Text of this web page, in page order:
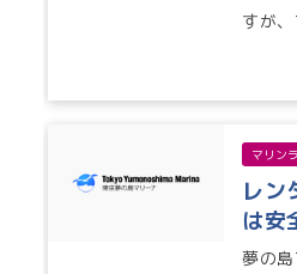
すが
やス
るこ
マリン
レン
は安
講が
夢の